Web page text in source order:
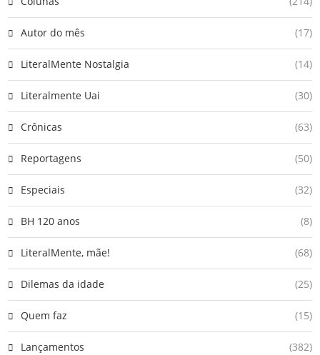
Autor do mês (17)
LiteralMente Nostalgia (14)
Literalmente Uai (30)
Crônicas (63)
Reportagens (50)
Especiais (32)
BH 120 anos (8)
LiteralMente, mãe! (68)
Dilemas da idade (25)
Quem faz (15)
Lançamentos (382)